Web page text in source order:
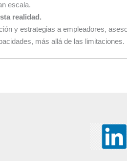
escala.
realidad.
y estrategias a empleadores,
más allá de las limitaciones.